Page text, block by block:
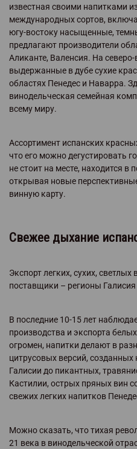
известная своими напитками
международных сортов,
югу-востоку насыщенные,
предлагают производители
Аликанте, Валенсия. На
выдержанные в дубе сухие
областях Пенедес и Наварра.
винодельческая семейная
всему миру.
Ассортимент испанских
что его можно дегустировать
не стоит на месте, находится в
открывая новые
винную карту.
Свежее дыхание
Экспорт легких, сухих, светлых
поставщики – регионы Галисия
В последние 10-15 лет
производства и экспорта
огромен, напитки делают в
цитрусовых версий, созданных
Галисии до пикантных,
Кастилии, острых пряных вин
свежих легких напитков
Можно сказать, что тихая
21 века в винодельческой